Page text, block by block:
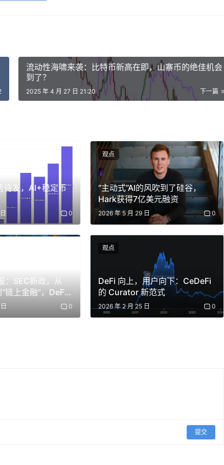
交互，我们可以将这类应用程序称之为线上应用程序 (其典
这类的文字处理应用程序都是离线的本机应用程序。如果
导出为 .doc 文件并发送给我。我需要逐个打开所有人的文
过程往往需要重复很多次，简直就是灾难。Google Docs
不仅可以多人实时编辑和修改、实时评论和讨论，还可以在
入一个 Google Sheet、一段 Youtube 等。这就是在线所
如初创企业的一次融资，初创企业需要准备融资材料并通过
署投资协议，接下来还需要管理融资款、制定员工期权池、
生之前，这些流程之间是完全割裂的，我们只能使用一些
工作也会越来越复杂。线上工具让这一切变得简单。例如
线上一站式地完成融资过程中的所有流程，而且由于模块之
，当一次募资完成，Raise 会自动帮助初创企业更新股权结
说的：
流动性海啸来袭：比特币新高在即，山寨币的绝佳机会
到了？
下一篇
2025 年 4 月 27 日 21:20
待发，AI+稳定币
0
“主动式”AI的风吹到了硅谷，
Hark获得7亿美元融资
2026 年 5 月 29 日 0
观点
：SEC新政，从
链上金融”，DeFi
0
DeFi 向上，用户向下：CeDeFi
的 Curator 新范式
2026 年 2 月 25 日 0
观点
提交